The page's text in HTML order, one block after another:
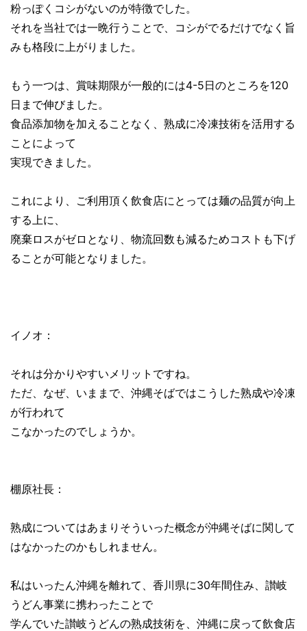
粉っぽくコシがないのが特徴でした。
それを当社では一晩行うことで、コシがでるだけでなく旨
みも格段に上がりました。
もう一つは、賞味期限が一般的には4-5日のところを120
日まで伸びました。
食品添加物を加えることなく、熟成に冷凍技術を活用する
ことによって
実現できました。
これにより、ご利用頂く飲食店にとっては麺の品質が向上
する上に、
廃棄ロスがゼロとなり、物流回数も減るためコストも下げ
ることが可能となりました。
イノオ：
それは分かりやすいメリットですね。
ただ、なぜ、いままで、沖縄そばではこうした熟成や冷凍
が行われて
こなかったのでしょうか。
棚原社長：
熟成についてはあまりそういった概念が沖縄そばに関して
はなかったのかもしれません。
私はいったん沖縄を離れて、香川県に30年間住み、讃岐
うどん事業に携わったことで
学んでいた讃岐うどんの熟成技術を、沖縄に戻って飲食店